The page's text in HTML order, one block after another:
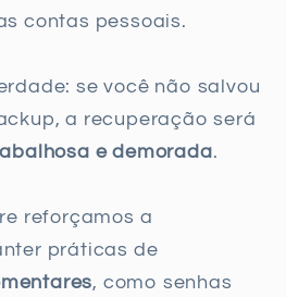
contas pessoais.
se você não salvou
a recuperação será
e demorada.
reforçamos a
práticas de
, como senhas